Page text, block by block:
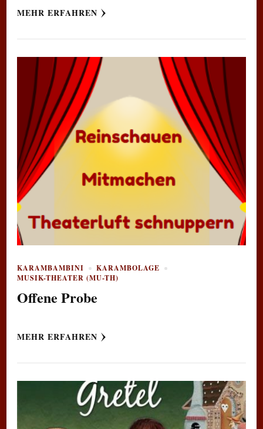
MEHR ERFAHREN
KARAMBAMBINI
KARAMBOLAGE
MUSIK-THEATER (MU-TH)
Offene Probe
MEHR ERFAHREN